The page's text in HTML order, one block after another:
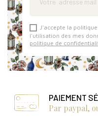
J'accepte la
l'utilisation des mes
politique de
PAIEMENT
Par paypal,